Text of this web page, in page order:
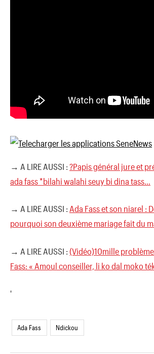
→ A LIRE AUSSI : ?Papis général jure et
ada fass *bilahi walahi seuy bi dina tass…
→ A LIRE AUSSI : Ada Fass et son niarel :
pourquoi son deuxième mariage fait du
→ A LIRE AUSSI : (Vidéo)10mille
Fass: « Amoul conseiller, li ko dal moko
'
Ada Fass Ndickou